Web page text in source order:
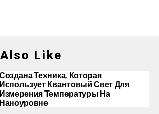
Like
Техника, Которая
Использует Квантовый Свет Для
Измерения Температуры На
Наноуровне